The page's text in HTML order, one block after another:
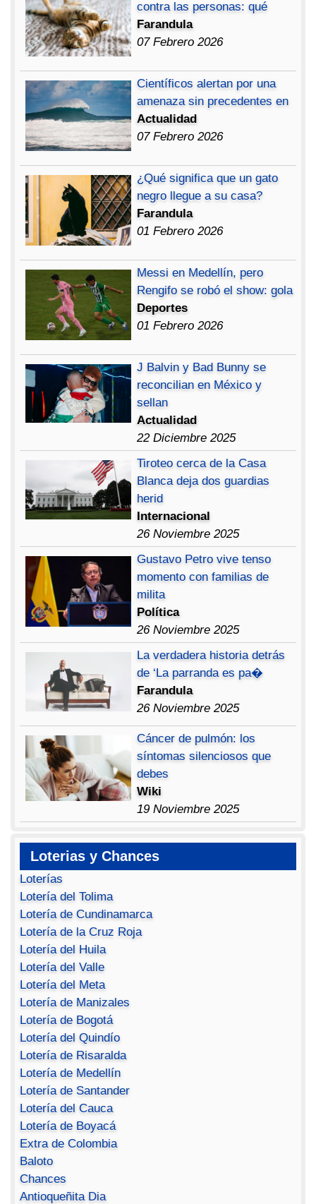
contra las personas: qué
Farandula
07 Febrero 2026
Científicos alertan por una
amenaza sin precedentes en
Actualidad
07 Febrero 2026
¿Qué significa que un gato
negro llegue a su casa?
Farandula
01 Febrero 2026
Messi en Medellín, pero
Rengifo se robó el show: gola
Deportes
01 Febrero 2026
J Balvin y Bad Bunny se
reconcilian en México y
sellan
Actualidad
22 Diciembre 2025
Tiroteo cerca de la Casa
Blanca deja dos guardias
herid
Internacional
26 Noviembre 2025
Gustavo Petro vive tenso
momento con familias de
milita
Política
26 Noviembre 2025
La verdadera historia detrás
de ‘La parranda es pa�
Farandula
26 Noviembre 2025
Cáncer de pulmón: los
síntomas silenciosos que
debes
Wiki
19 Noviembre 2025
Loterias y Chances
Loterías
Lotería del Tolima
Lotería de Cundinamarca
Lotería de la Cruz Roja
Lotería del Huila
Lotería del Valle
Lotería del Meta
Lotería de Manizales
Lotería de Bogotá
Lotería del Quindío
Lotería de Risaralda
Lotería de Medellín
Lotería de Santander
Lotería del Cauca
Lotería de Boyacá
Extra de Colombia
Baloto
Chances
Antioqueñita Dia